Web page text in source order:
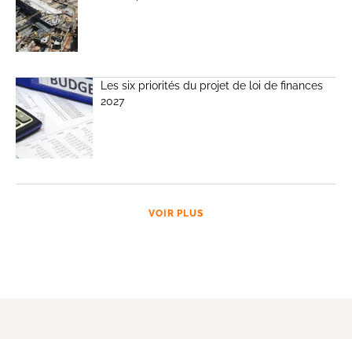
Les six priorités du projet de loi de finances
2027
VOIR PLUS